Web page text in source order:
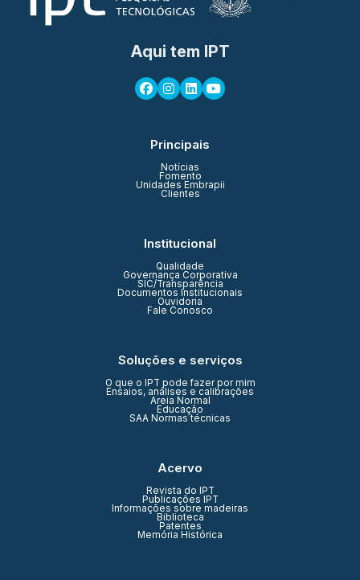
Aqui tem IPT
Principais
Notícias
Fomento
Unidades Embrapii
Clientes
Institucional
Qualidade
Governança Corporativa
SIC/Transparência
Documentos Institucionais
Ouvidoria
Fale Conosco
Soluções e serviços
O que o IPT pode fazer por mim
Ensaios, análises e calibrações
Areia Normal
Educação
SAA Normas técnicas
Acervo
Revista do IPT
Publicações IPT
Informações sobre madeiras
Biblioteca
Patentes
Memória Histórica